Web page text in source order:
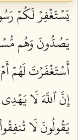
يَسۡتَغۡفِرۡ لَكُمۡ
يَصُدُّونَ وَهُم
أَسۡتَغۡفَرۡتَ لَهُمۡ
إِنَّ ٱللَّهَ لَا
يَقُولُونَ لَا